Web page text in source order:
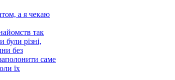
а я чекаю
так
були різні,
без
саме
їх